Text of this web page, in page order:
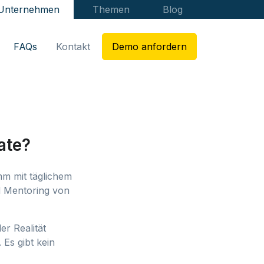
Themen Blog
FAQs Kontakt Demo anfordern
mit täglichem
Mentoring von
Realität
gibt kein